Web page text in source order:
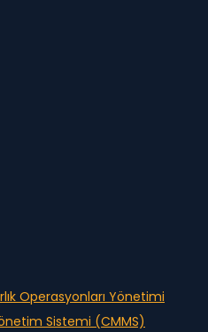
Operasyonları Yönetimi
Sistemi (CMMS)